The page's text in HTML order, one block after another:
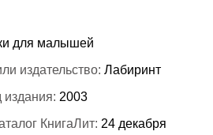
для малышей
издательство:Лабиринт
издания: 2003
КнигаЛит: 24 декабря